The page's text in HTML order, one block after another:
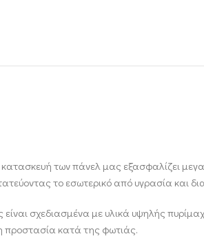
των πάνελ μας εξασφαλίζει
το εσωτερικό από υγρασία και
σχεδιασμένα με υλικά υψηλής
προστασία κατά της φωτιάς.